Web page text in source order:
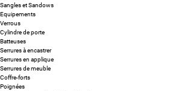
Sangles et Sandows
Equipements
Verrous
Cylindre de porte
Batteuses
Serrures à encastrer
Serrures en applique
Serrures de meuble
Coffre-forts
Poignées